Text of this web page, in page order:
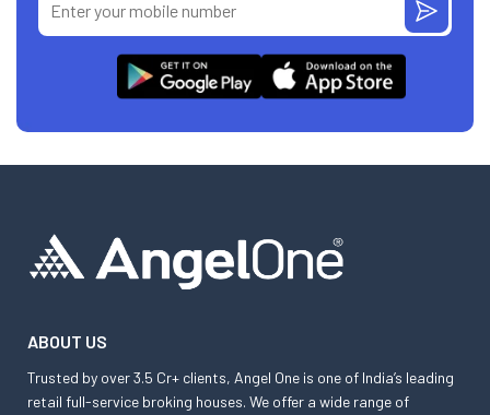
ABOUT US
Trusted by over 3.5 Cr+ clients, Angel One is one of India’s leading
retail full-service broking houses. We offer a wide range of